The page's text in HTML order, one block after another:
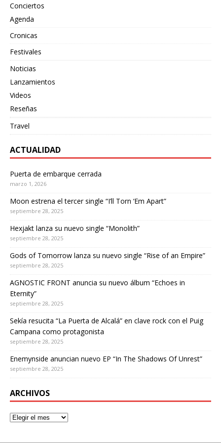
Conciertos
Agenda
Cronicas
Festivales
Noticias
Lanzamientos
Videos
Reseñas
Travel
ACTUALIDAD
Puerta de embarque cerrada
marzo 1, 2026
Moon estrena el tercer single “I’ll Torn ‘Em Apart”
septiembre 28, 2025
Hexjakt lanza su nuevo single “Monolith”
septiembre 28, 2025
Gods of Tomorrow lanza su nuevo single “Rise of an Empire”
septiembre 28, 2025
AGNOSTIC FRONT anuncia su nuevo álbum “Echoes in
Eternity”
septiembre 28, 2025
Sekía resucita “La Puerta de Alcalá” en clave rock con el Puig
Campana como protagonista
septiembre 28, 2025
Enemynside anuncian nuevo EP “In The Shadows Of Unrest”
septiembre 28, 2025
ARCHIVOS